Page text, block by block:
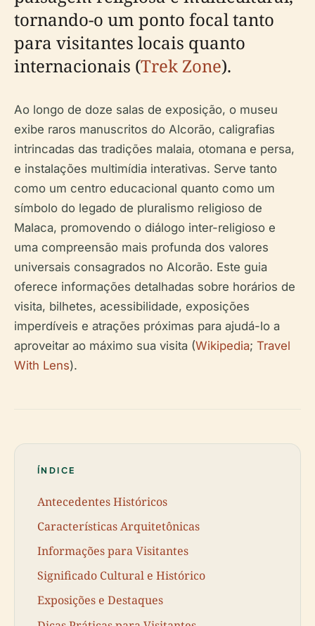
tornando-o um ponto focal tanto
para visitantes locais quanto
internacionais (Trek Zone).
Ao longo de doze salas de exposição, o museu
exibe raros manuscritos do Alcorão, caligrafias
intrincadas das tradições malaia, otomana e persa,
e instalações multimídia interativas. Serve tanto
como um centro educacional quanto como um
símbolo do legado de pluralismo religioso de
Malaca, promovendo o diálogo inter-religioso e
uma compreensão mais profunda dos valores
universais consagrados no Alcorão. Este guia
oferece informações detalhadas sobre horários de
visita, bilhetes, acessibilidade, exposições
imperdíveis e atrações próximas para ajudá-lo a
aproveitar ao máximo sua visita (Wikipedia; Travel
With Lens).
ÍNDICE
Antecedentes Históricos
Características Arquitetônicas
Informações para Visitantes
Significado Cultural e Histórico
Exposições e Destaques